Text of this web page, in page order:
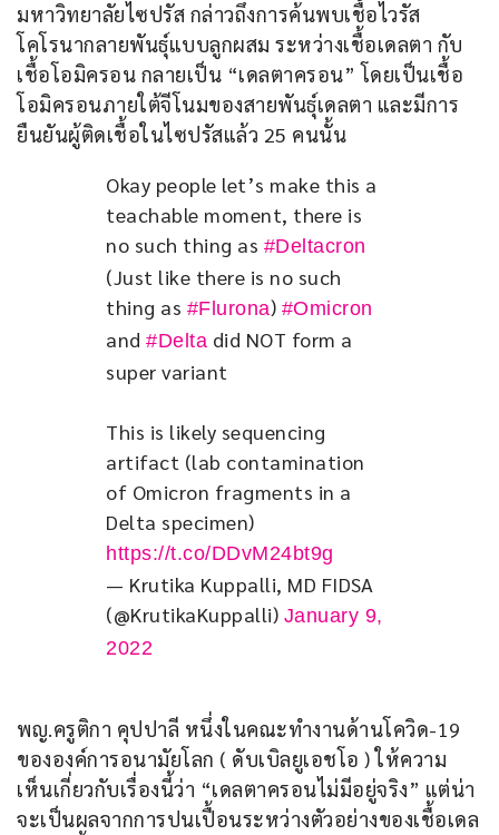
มหาวิทยาลัยไซปรัส กล่าวถึงการค้นพบเชื้อไวรัส
โคโรนากลายพันธุ์แบบลูกผสม ระหว่างเชื้อเดลตา กับ
เชื้อโอมิครอน กลายเป็น “เดลตาครอน” โดยเป็นเชื้อ
โอมิครอนภายใต้จีโนมของสายพันธุ์เดลตา และมีการ
ยืนยันผู้ติดเชื้อในไซปรัสแล้ว 25 คนนั้น
Okay people let’s make this a
teachable moment, there is
no such thing as #Deltacron
(Just like there is no such
thing as #Flurona) #Omicron
and #Delta did NOT form a
super variant
This is likely sequencing
artifact (lab contamination
of Omicron fragments in a
Delta specimen)
https://t.co/DDvM24bt9g
— Krutika Kuppalli, MD FIDSA
(@KrutikaKuppalli) January 9,
2022
พญ.ครูติกา คุปปาลี หนึ่งในคณะทำงานด้านโควิด-19
ขององค์การอนามัยโลก ( ดับเบิลยูเอชโอ ) ให้ความ
เห็นเกี่ยวกับเรื่องนี้ว่า “เดลตาครอนไม่มีอยู่จริง” แต่น่า
จะเป็นผลจากการปนเปื้อนระหว่างตัวอย่างของเชื้อเดล